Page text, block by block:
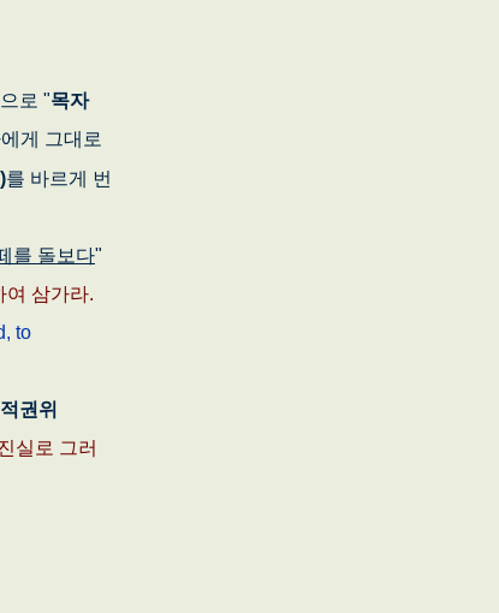
로 "목자
게 그대로
)를 바르게 번
를 돌보다"
여 삼가라.
to
권위
실로 그러